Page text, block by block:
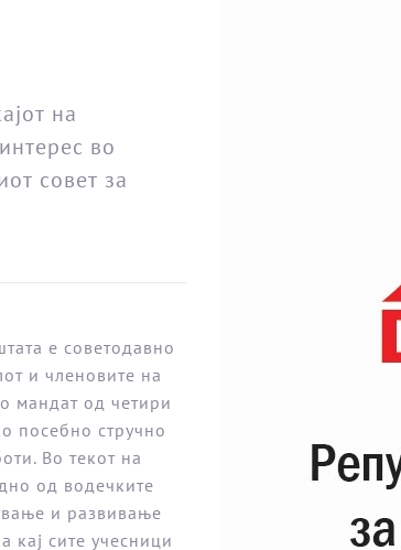
на
во
совет за
е советодавно
и членовите на
мандат од четири
посебно стручно
Во текот на
од водечките
и развивање
кај сите учесници